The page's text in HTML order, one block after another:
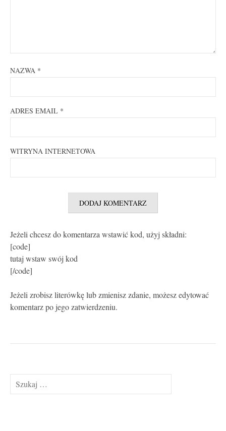
NAZWA *
ADRES EMAIL *
WITRYNA INTERNETOWA
Jeżeli chcesz do komentarza wstawić kod, użyj składni:
[code]
tutaj wstaw swój kod
[/code]
Jeżeli zrobisz literówkę lub zmienisz zdanie, możesz edytować
komentarz po jego zatwierdzeniu.
Szukaj: